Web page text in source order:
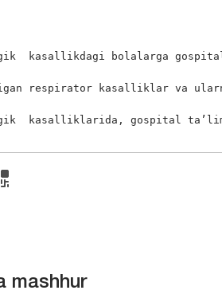
kasallikdagi bolalarga
respirator kasalliklar va
kasalliklarida, gospital
mashhur